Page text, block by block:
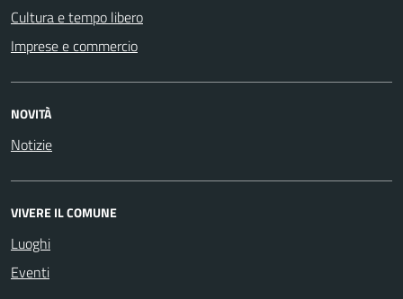
Cultura e tempo libero
Imprese e commercio
NOVITÀ
Notizie
VIVERE IL COMUNE
Luoghi
Eventi